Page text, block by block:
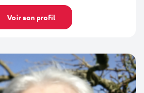
Voir son profil